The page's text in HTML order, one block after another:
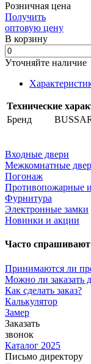
Розничная цена
Получить
оптовую цену
В корзинy
Уточняйте наличие
Технические
Бренд
Входные двери
Межкомнатные
Погонаж
Противопожарные
Фурнитура
Электронные замки
Новинки и акции
Часто спрашивают
Принимаются ли
Можно ли заказать
Как сделать заказ?
Калькулятор
Замер
Заказать
звонок
Каталог 2025
Письмо директору